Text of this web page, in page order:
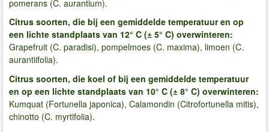
pomerans (C. aurantium).
Citrus soorten, die bij een gemiddelde temperatuur en op
een lichte standplaats van 12° C (± 5° C) overwinteren:
Grapefruit (C. paradisi), pompelmoes (C. maxima), limoen (C.
aurantiifolia).
Citrus soorten, die koel of bij een gemiddelde temperatuur
en op een lichte standplaats van 10° C (± 8° C) overwinteren:
Kumquat (Fortunella japonica), Calamondin (Citrofortunella mitis),
chinotto (C. myrtifolia).